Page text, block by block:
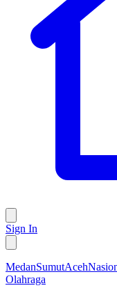
Sign In
MedanSumutAceh
Olahraga